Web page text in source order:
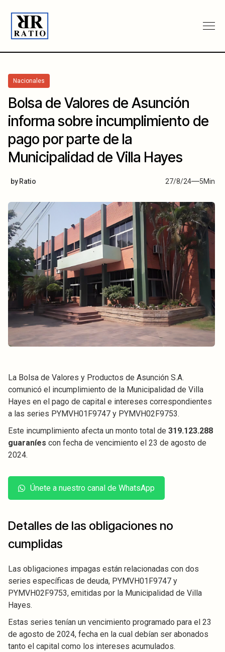
Nacionales
Bolsa de Valores de Asunción
informa sobre incumplimiento de
pago por parte de la
Municipalidad de Villa Hayes
by Ratio 27/8/24 5Min
La Bolsa de Valores y Productos de Asunción S.A.
comunicó el incumplimiento de la Municipalidad de Villa
Hayes en el pago de capital e intereses correspondientes
a las series PYMVH01F9747 y PYMVH02F9753.
Este incumplimiento afecta un monto total de 319.123.288
guaraníes con fecha de vencimiento el 23 de agosto de
2024.
Únete a nuestro canal de WhatsApp
Detalles de las obligaciones no
cumplidas
Las obligaciones impagas están relacionadas con dos
series específicas de deuda, PYMVH01F9747 y
PYMVH02F9753, emitidas por la Municipalidad de Villa
Hayes.
Estas series tenían un vencimiento programado para el 23
de agosto de 2024, fecha en la cual debían ser abonados
tanto el capital como los intereses acumulados.